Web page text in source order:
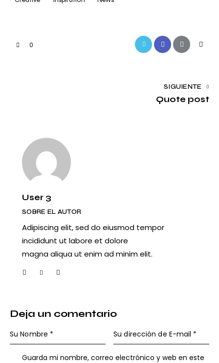
0
Twitter-FacebookShare-Copy
SIGUIENTE
Quote post
User 3
SOBRE EL AUTOR
Adipiscing elit, sed do eiusmod tempor
incididunt ut labore et dolore
magna aliqua ut enim ad minim elit.
facebook-
twitter-dribbble-
Deja un comentario
Guarda mi nombre, correo electrónico y web en este